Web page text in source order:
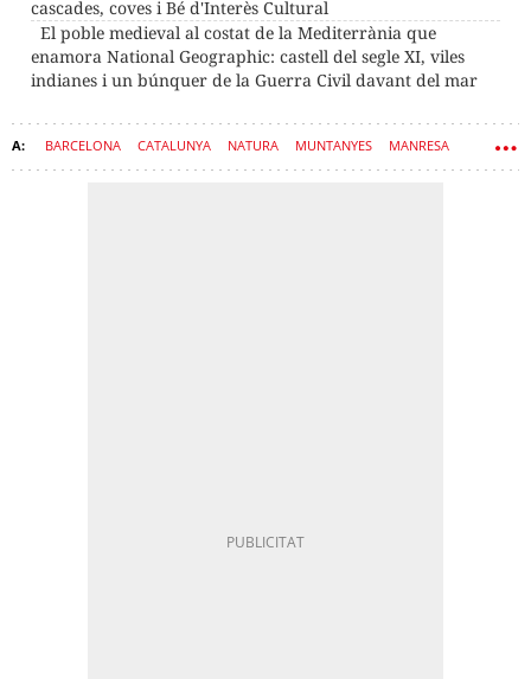
cascades, coves i Bé d'Interès Cultural
El poble medieval al costat de la Mediterrània que
enamora National Geographic: castell del segle XI, viles
indianes i un búnquer de la Guerra Civil davant del mar
BARCELONA CATALUNYA NATURA MUNTANYES MANRESA